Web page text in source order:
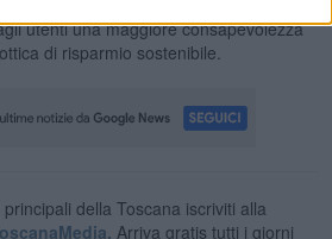
utenti una maggiore consapevolezza
di risparmio sostenibile.
della Toscana iscriviti alla
Arriva gratis tutti i giorni